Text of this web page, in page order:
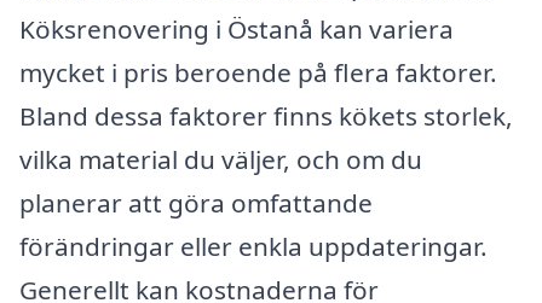
Köksrenovering i Östanå kan variera
mycket i pris beroende på flera faktorer.
Bland dessa faktorer finns kökets storlek,
vilka material du väljer, och om du
planerar att göra omfattande
förändringar eller enkla uppdateringar.
Generellt kan kostnaderna för